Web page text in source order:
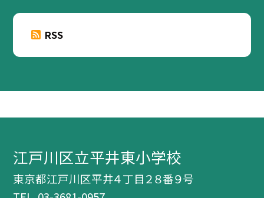
RSS
江戸川区立平井東小学校
東京都江戸川区平井４丁目２８番９号